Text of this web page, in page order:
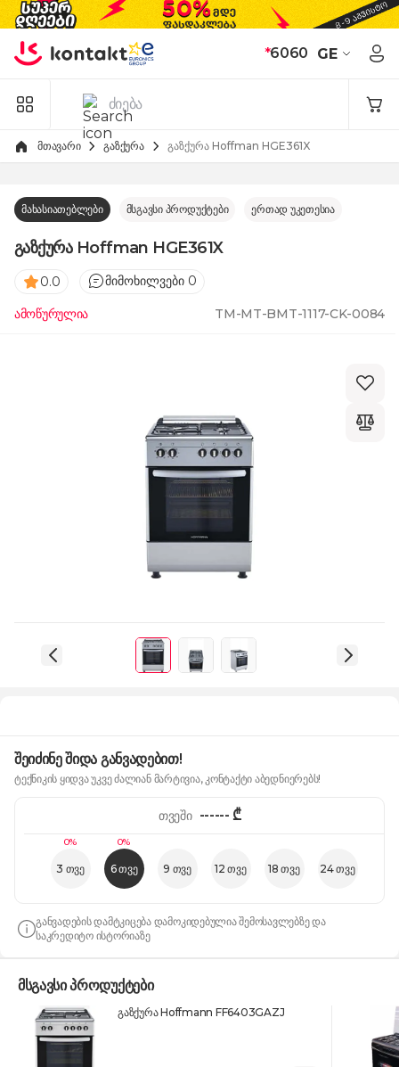
Skip to Content
*6060 GE
მთავარი გაზქურა გაზქურა Hoffman HGE361X
მახასიათებლები მსგავსი პროდუქტები ერთად უკეთესია
გაზქურა Hoffman HGE361X
0.0 მიმოხილვები 0
ამოწურულია TM-MT-BMT-1117-CK-0084
შეიძინე შიდა განვადებით!
ტექნიკის ყიდვა უკვე ძალიან მარტივია, კონტაქტი აბედნიერებს!
0%
3 თვე
0%
6 თვე 9 თვე 12 თვე 18 თვე 24 თვე
თვეში ------₾
განვადების დამტკიცება დამოკიდებულია შემოსავლებზე და
საკრედიტო ისტორიაზე
მსგავსი პროდუქტები
გაზქურა Hoffmann FF6403GAZJ